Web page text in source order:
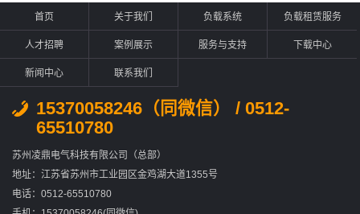
首页 关于我们 负载系统 负载租赁服务
人才招聘 案例展示 服务与支持 下载中心
新闻中心 联系我们
15370058246（同微信） / 0512-
65510780
苏州凌鼎电气科技有限公司（总部）
地址：江苏省苏州市工业园区金鸡湖大道1355号
电话：0512-65510780